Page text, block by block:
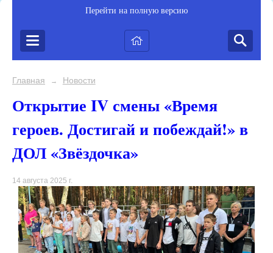
Перейти на полную версию
Главная → Новости
Открытие IV смены «Время
героев. Достигай и побеждай!» в
ДОЛ «Звёздочка»
14 августа 2025 г.